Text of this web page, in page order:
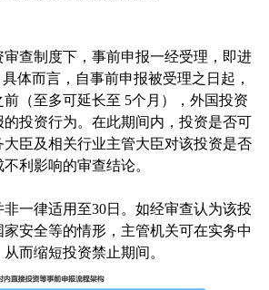
查制度下，事前申报一经受理，即进
体而言，自事前申报被受理之日起，
前（至多可延长至 5个月），外国投资
投资行为。在此期间内，投资是否可
大臣及相关行业主管大臣对该投资是否
利影响的审查结论。
一律适用至30日。如经审查认为该投
安全等的情形，主管机关可在实务中
而缩短投资禁止期间。